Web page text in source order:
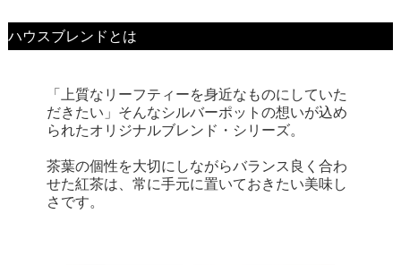
ハウスブレンドとは
「上質なリーフティーを身近なものにしていた
だきたい」そんなシルバーポットの想いが込め
られたオリジナルブレンド・シリーズ。
茶葉の個性を大切にしながらバランス良く合わ
せた紅茶は、常に手元に置いておきたい美味し
さです。